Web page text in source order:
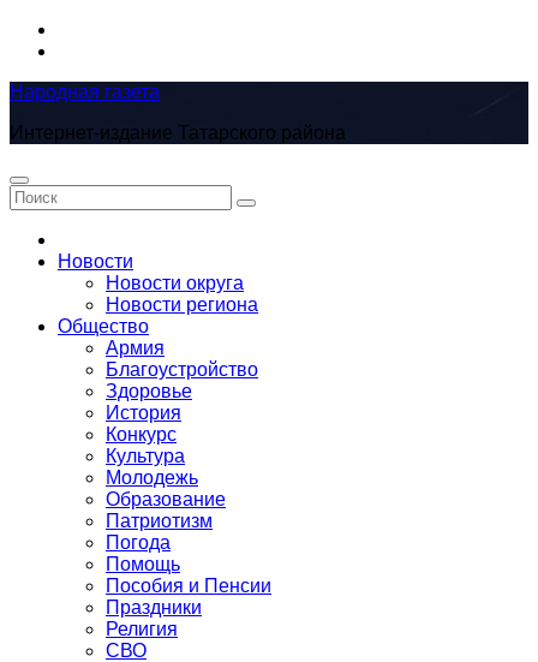
Перейти
Народная газета
Интернет-издание Татарского района
Новости
Новости округа
Новости региона
Общество
Армия
Благоустройство
Здоровье
История
Конкурс
Культура
Молодежь
Образование
Патриотизм
Погода
Помощь
Пособия и Пенсии
Праздники
Религия
СВО